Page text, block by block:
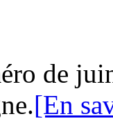
de
[En